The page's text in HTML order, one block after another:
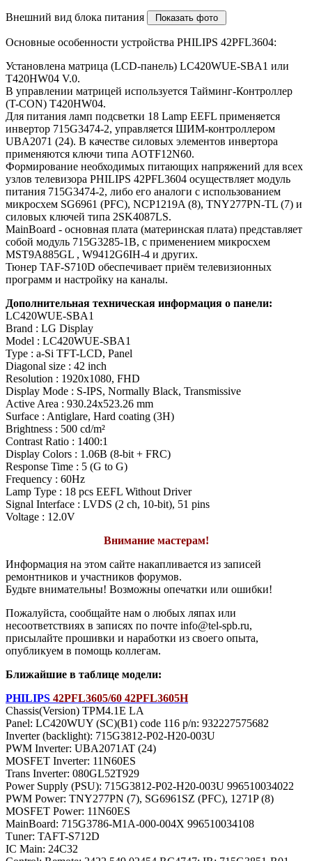
Внешний вид блока питания
Основные особенности устройства PHILIPS 42PFL3604:
Установлена матрица (LCD-панель) LC420WUE-SBA1 или
T420HW04 V.0.
В управлении матрицей используется Тайминг-Контроллер
(T-CON) T420HW04.
Для питания ламп подсветки 18 Lamp EEFL применяется
инвертор 715G3474-2, управляется ШИМ-контроллером
UBA2071 (24). В качестве силовых элементов инвертора
применяются ключи типа AOTF12N60.
Формирование необходимых питающих напряжений для всех
узлов телевизора PHILIPS 42PFL3604 осуществляет модуль
питания 715G3474-2, либо его аналоги c использованием
микросхем SG6961 (PFC), NCP1219A (8), TNY277PN-TL (7) и
силовых ключей типа 2SK4087LS.
MainBoard - основная плата (материнская плата) представляет
собой модуль 715G3285-1B, с применением микросхем
MST9A885GL , W9412G6IH-4 и других.
Тюнер TAF-S710D обеспечивает приём телевизионных
программ и настройку на каналы.
Дополнительная техническая информация о панели:
LC420WUE-SBA1
Brand : LG Display
Model : LC420WUE-SBA1
Type : a-Si TFT-LCD, Panel
Diagonal size : 42 inch
Resolution : 1920x1080, FHD
Display Mode : S-IPS, Normally Black, Transmissive
Active Area : 930.24x523.26 mm
Surface : Antiglare, Hard coating (3H)
Brightness : 500 cd/m²
Contrast Ratio : 1400:1
Display Colors : 1.06B (8-bit + FRC)
Response Time : 5 (G to G)
Frequency : 60Hz
Lamp Type : 18 pcs EEFL Without Driver
Signal Interface : LVDS (2 ch, 10-bit), 51 pins
Voltage : 12.0V
Внимание мастерам!
Информация на этом сайте накапливается из записей
ремонтников и участников форумов.
Будьте внимательны! Возможны опечатки или ошибки!
Пожалуйста, сообщайте нам о любых ляпах или
несоответствиях в записях по почте info@tel-spb.ru,
присылайте прошивки и наработки из своего опыта,
опубликуем в помощь коллегам.
Ближайшие в таблице модели:
PHILIPS 42PFL3605/60 42PFL3605H
Chassis(Version) TPM4.1E LA
Panel: LC420WUY (SC)(B1) code 116 p/n: 932227575682
Inverter (backlight): 715G3812-P02-H20-003U
PWM Inverter: UBA2071AT (24)
MOSFET Inverter: 11N60ES
Trans Inverter: 080GL52T929
Power Supply (PSU): 715G3812-P02-H20-003U 996510034022
PWM Power: TNY277PN (7), SG6961SZ (PFC), 1271P (8)
MOSFET Power: 11N60ES
MainBoard: 715G3786-M1A-000-004X 996510034108
Тuner: TAFT-S712D
IC Main: 24C32